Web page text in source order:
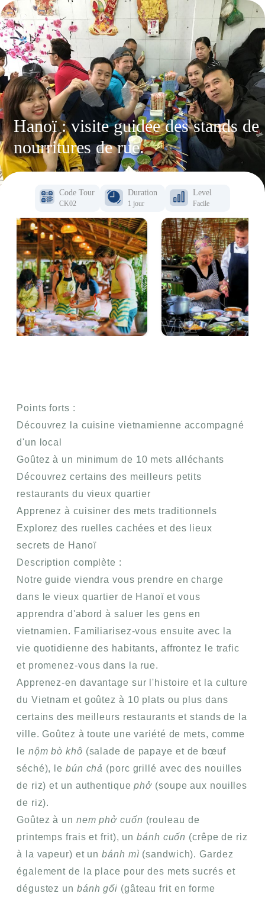
Hanoï : visite guidée des stands de
nourritures de rue.
Code Tour
CK02
Duration
1 jour
Level
Facile
Points forts :
Découvrez la cuisine vietnamienne accompagné
d'un local
Goûtez à un minimum de 10 mets alléchants
Découvrez certains des meilleurs petits
restaurants du vieux quartier
Apprenez à cuisiner des mets traditionnels
Explorez des ruelles cachées et des lieux
secrets de Hanoï
Description complète :
Notre guide viendra vous prendre en charge
dans le vieux quartier de Hanoï et vous
apprendra d'abord à saluer les gens en
vietnamien. Familiarisez-vous ensuite avec la
vie quotidienne des habitants, affrontez le trafic
et promenez-vous dans la rue.
Apprenez-en davantage sur l'histoire et la culture
du Vietnam et goûtez à 10 plats ou plus dans
certains des meilleurs restaurants et stands de la
ville. Goûtez à toute une variété de mets, comme
le nộm bò khô (salade de papaye et de bœuf
séché), le bún chả (porc grillé avec des nouilles
de riz) et un authentiquephở (soupe aux nouilles
de riz).
Goûtez à un nem phở cuốn (rouleau de
printemps frais et frit), unbánh cuốn (crêpe de riz
à la vapeur) et unbánh mì (sandwich). Gardez
également de la place pour des mets sucrés et
dégustez un bánh gối (gâteau frit en forme